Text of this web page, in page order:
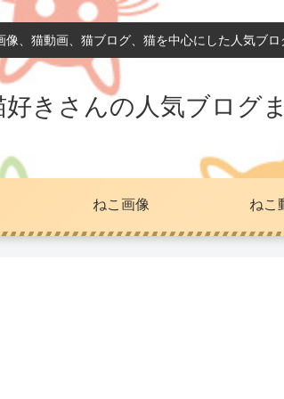
像、猫動画、猫ブログ、猫を中心にした人気ブロ
好きさんの人気ブログ
ねこ画像 ねこ